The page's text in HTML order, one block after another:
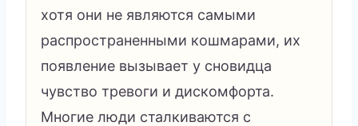
хотя они не являются самыми
распространенными кошмарами, их
появление вызывает у сновидца
чувство тревоги и дискомфорта.
Многие люди сталкиваются с